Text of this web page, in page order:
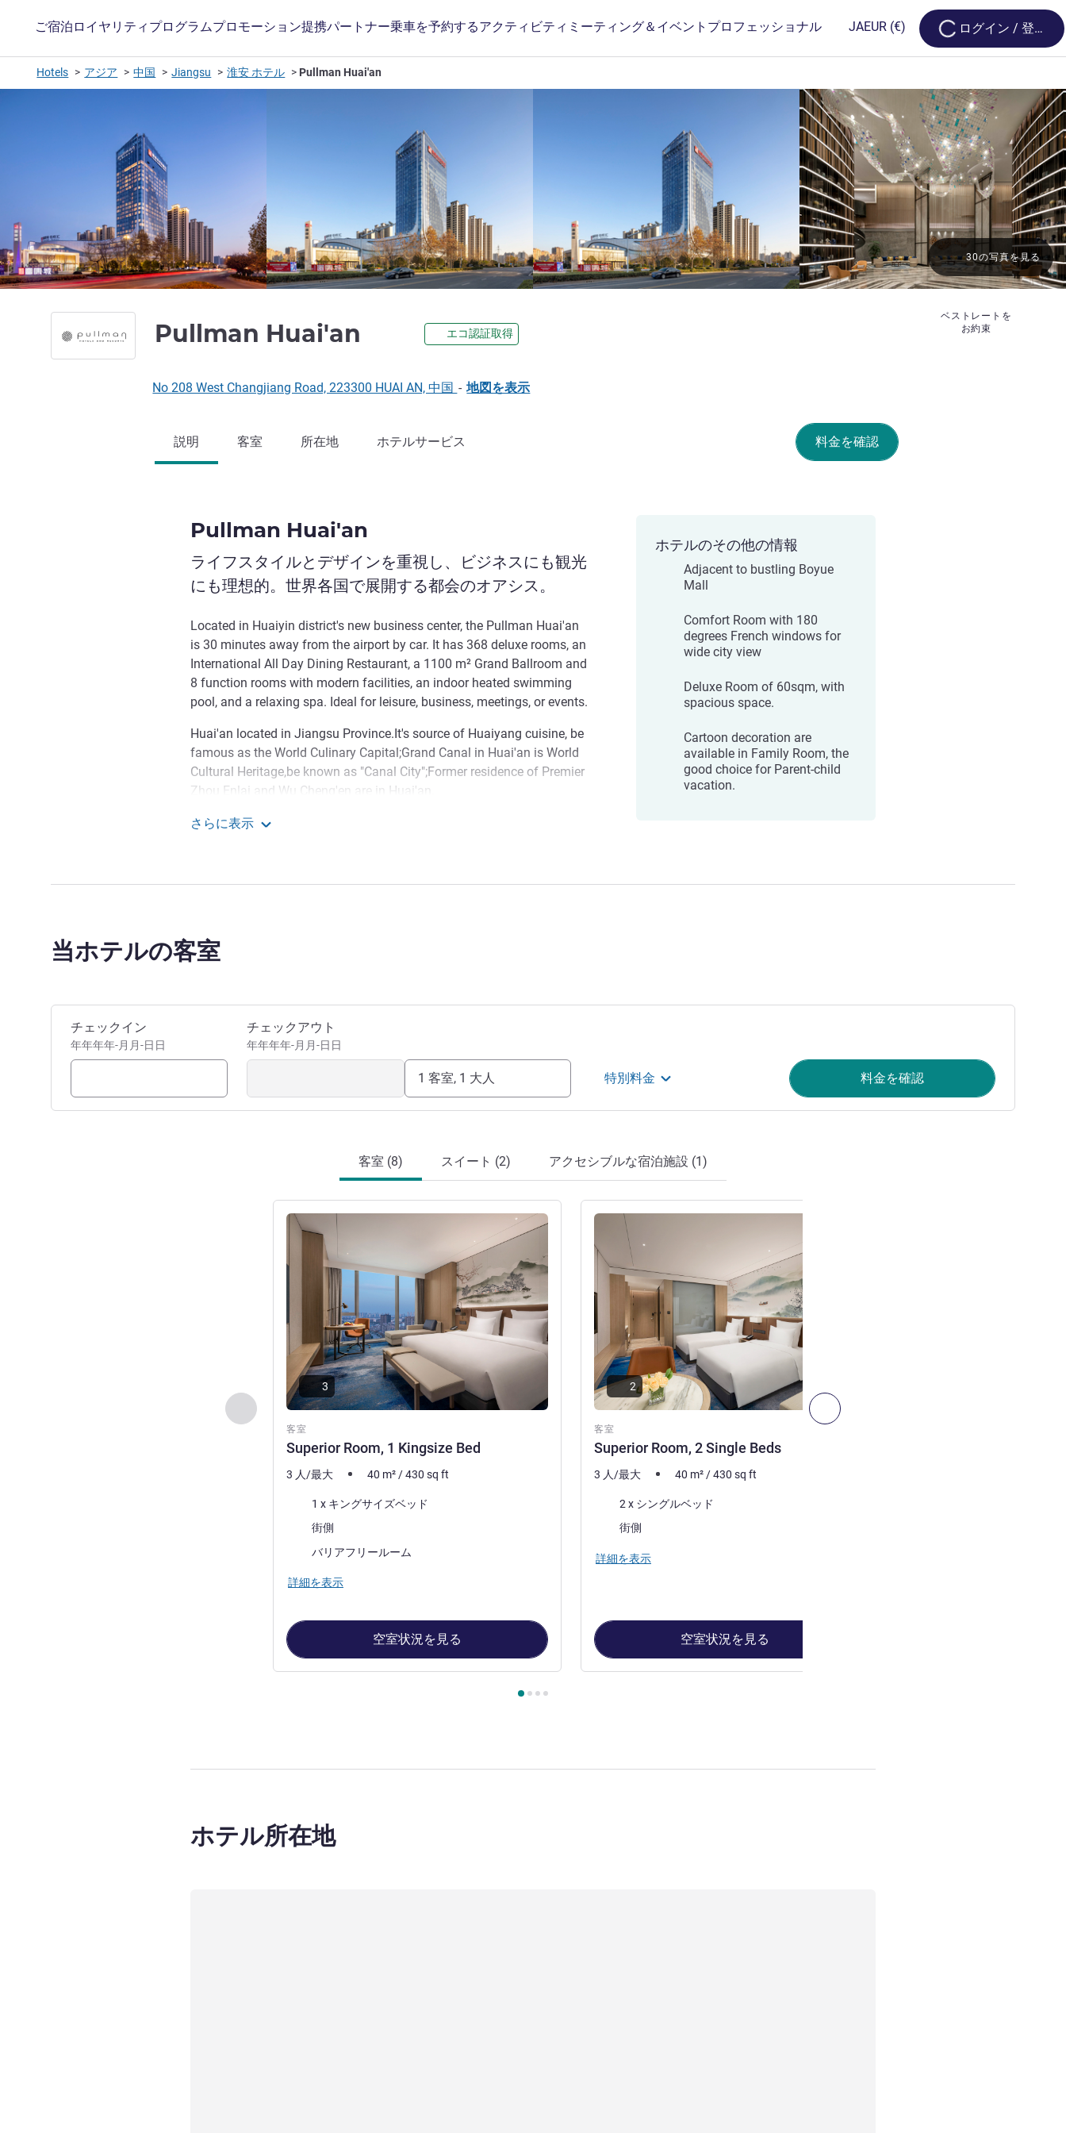
ご宿泊 ロイヤリティプログラムプロモーション提携パートナー乗車を予約するアクティビティ ミーティング＆イベント プロフェッショナル JAEUR (€) Loading...
ログイン / 登録
Hotels アジア 中国 Jiangsu 淮安 ホテル Pullman Huai'an
Pullman Huai'an 5 つ星 エコ認証取得
ベストレートを
お約束
30の写真を見る
No 208 West Changjiang Road, 223300 HUAI AN, 中国 - 地図を表示
料金を確認
説明 客室 所在地 ホテルサービス
Pullman Huai'an
ライフスタイルとデザインを重視し、ビジネスにも観光
にも理想的。世界各国で展開する都会のオアシス。
Located in Huaiyin district's new business center, the Pullman Huai'an
is 30 minutes away from the airport by car. It has 368 deluxe rooms, an
International All Day Dining Restaurant, a 1100 m² Grand Ballroom and
8 function rooms with modern facilities, an indoor heated swimming
pool, and a relaxing spa. Ideal for leisure, business, meetings, or events.
Huai'an located in Jiangsu Province.It's source of Huaiyang cuisine, be
famous as the World Culinary Capital;Grand Canal in Huai'an is World
Cultural Heritage,be known as "Canal City";Former residence of Premier
Zhou Enlai and Wu Cheng'en are in Huai'an.
さらに表示
ホテルのその他の情報
Adjacent to bustling Boyue
Mall
Comfort Room with 180
degrees French windows for
wide city view
Deluxe Room of 60sqm, with
spacious space.
Cartoon decoration are
available in Family Room, the
good choice for Parent-child
vacation.
当ホテルの客室
このホテルを予約
チェックイン
年年年年-月月-日日
チェックアウト
年年年年-月月-日日
1 客室, 1 大人 特別料金 料金を確認
客室 (8) スイート (2) アクセシブルな宿泊施設 (1)
前に戻る - 客室 次へ - 客室
客室
Superior Room, 1 Kingsize Bed
詳細を表示
3
3 人/最大 40 m² /430 sq ft
1 x キングサイズベッド
ビュー:街側
バリアフリールーム
詳細を表示
空室状況を見る
客室
Superior Room, 2 Single Beds
詳細を表示
2
3 人/最大 40 m² /430 sq ft
2 x シングルベッド
ビュー:街側
詳細を表示
空室状況を見る
ホテル所在地